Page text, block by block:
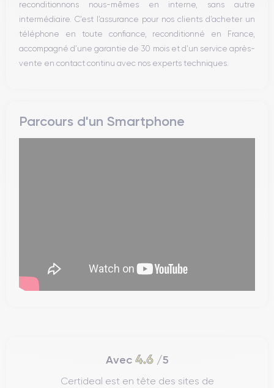
reconditionnons nous-mêmes en interne, sans autre
intermédiaire. C’est l’assurance pour nos clients d’acheter un
téléphone en toute confiance, reconditionné en France,
accompagné d’une garantie de 30 mois et d’un service après-
vente en contact continu avec nos experts techniques.
Parcours d'un Smartphone
Avec 4.6/5
Certideal est en tête des sites de